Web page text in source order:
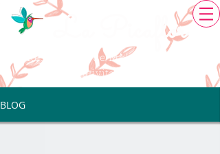
La Picaflor
Restauració de Mobles
Creativitat artesanal
BLOG